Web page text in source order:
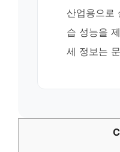
산업용으로
습 성능을
세 정보는